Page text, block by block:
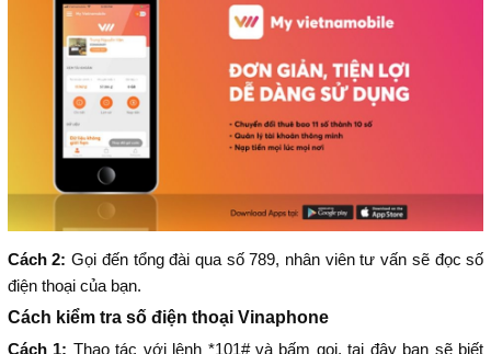
Cách 2:Gọi đến tổng đài qua số 789, nhân viên tư vấn sẽ đọc số
điện thoại của bạn.
Cách kiểm tra số điện thoại Vinaphone
Cách 1: Thao tác với lệnh *101# và bấm gọi, tại đây bạn sẽ biết